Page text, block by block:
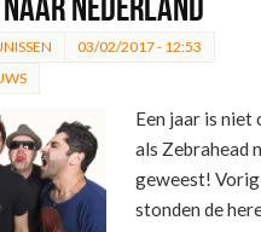
03/02/2017 - 12:53
Een jaar is niet
als Zebrahead
geweest!
stonden de